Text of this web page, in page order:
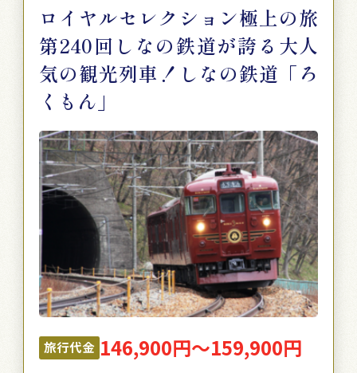
ロイヤルセレクション極上の旅
第240回しなの鉄道が誇る大人
気の観光列車！しなの鉄道「ろ
くもん」
旅行代金 146,900円～159,900円